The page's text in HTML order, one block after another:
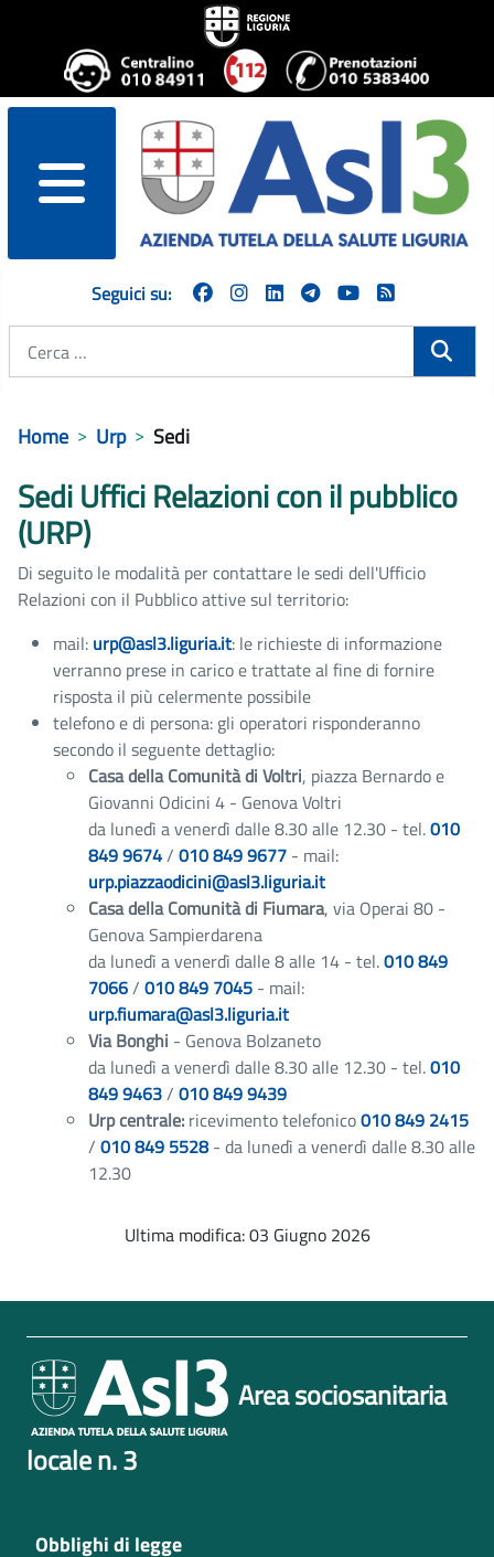
menu
Seguici su:
Home Urp Sedi
Sedi Uffici Relazioni con il pubblico
(URP)
Di seguito le modalità per contattare le sedi dell'Ufficio
Relazioni con il Pubblico attive sul territorio:
mail: urp@asl3.liguria.it: le richieste di informazione
verranno prese in carico e trattate al fine di fornire
risposta il più celermente possibile
telefono e di persona: gli operatori risponderanno
secondo il seguente dettaglio:
Casa della Comunità di Voltri, piazza Bernardo e
Giovanni Odicini 4 - Genova Voltri
da lunedì a venerdì dalle 8.30 alle 12.30 - tel.010
849 9674/ 010 849 9677 - mail:
urp.piazzaodicini@asl3.liguria.it
Casa della Comunità di Fiumara, via Operai 80 -
Genova Sampierdarena
da lunedì a venerdì dalle 8 alle 14 - tel.010 849
7066/ 010 849 7045 - mail:
urp.fiumara@asl3.liguria.it
Via Bonghi - Genova Bolzaneto
da lunedì a venerdì dalle 8.30 alle 12.30 - tel.010
849 9463/ 010 849 9439
Urp centrale: ricevimento telefonico010 849 2415
/ 010 849 5528 - da lunedì a venerdì dalle 8.30 alle
12.30
Ultima modifica: 03 Giugno 2026
Area sociosanitaria
locale n. 3
Obblighi di legge